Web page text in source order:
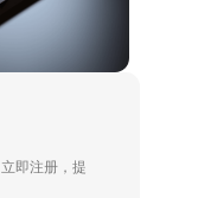
即注册，提